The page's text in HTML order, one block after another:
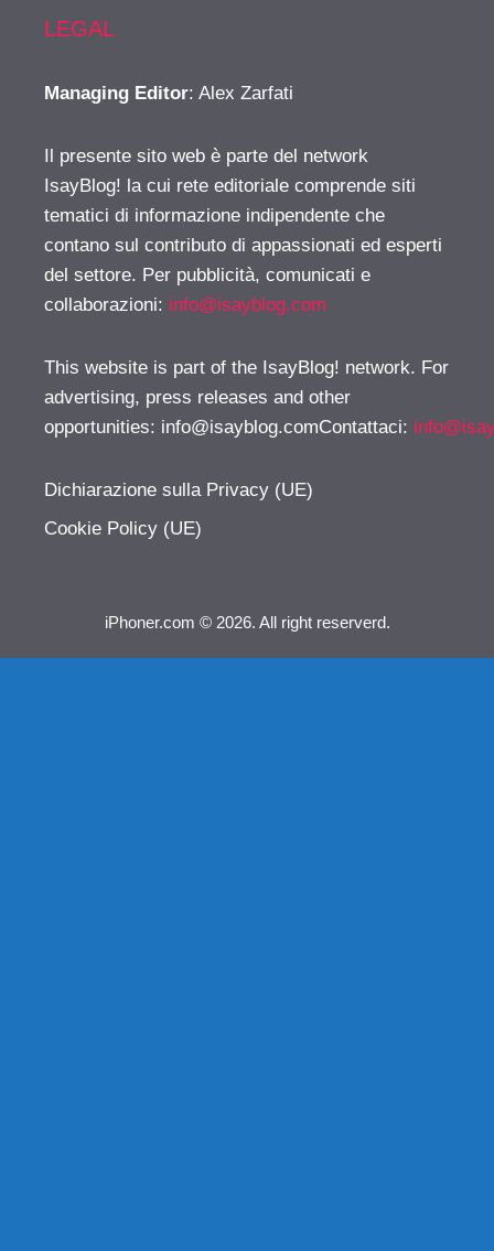
LEGAL
Managing Editor: Alex Zarfati
Il presente sito web è parte del network
IsayBlog! la cui rete editoriale comprende siti
tematici di informazione indipendente che
contano sul contributo di appassionati ed esperti
del settore. Per pubblicità, comunicati e
collaborazioni: info@isayblog.com
This website is part of the IsayBlog! network. For
advertising, press releases and other
opportunities: info@isayblog.comContattaci:
Dichiarazione sulla Privacy (UE)
Cookie Policy (UE)
iPhoner.com © 2026. All right reserverd.